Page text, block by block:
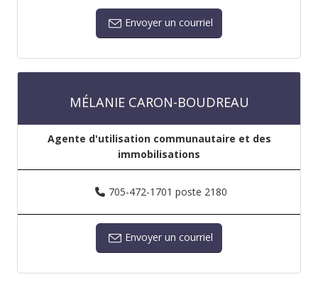
Envoyer un courriel
MÉLANIE CARON-BOUDREAU
Agente d'utilisation communautaire et des
immobilisations
705-472-1701 poste 2180
Envoyer un courriel